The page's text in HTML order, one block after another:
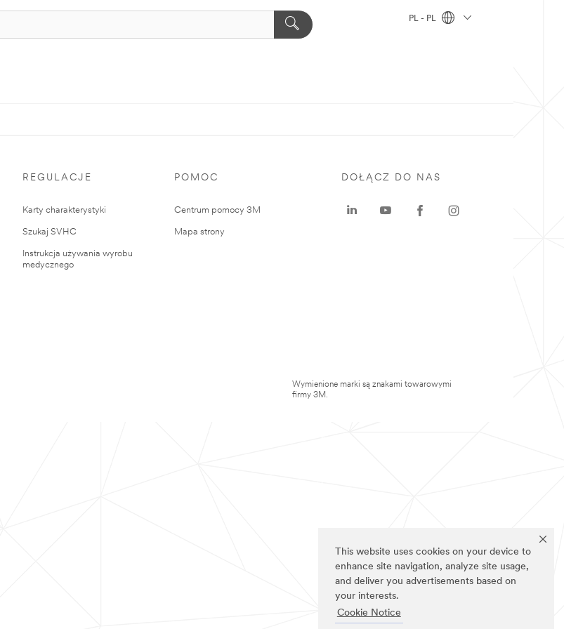
This website uses cookies on your device to
enhance site navigation, analyze site usage,
and deliver you advertisements based on
your interests.
Cookie Notice
PL - PL
REGULACJE
Karty charakterystyki
Szukaj SVHC
Instrukcja używania wyrobu
medycznego
POMOC
Centrum pomocy 3M
Mapa strony
DOŁĄCZ DO NAS
Wymienione marki są znakami towarowymi
firmy 3M.